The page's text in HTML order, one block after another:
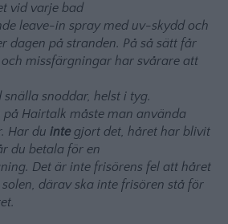
vid varje bad
leave-in spray med uv-skydd och
dagen på stranden. På så sätt får
missfärgningar har svårare att
snälla snoddar, helst i tyg.
Hairtalk måste man använda
Har du inte gjort det, håret har blivit
du betala för en
Det är inte frisörens fel att håret
därav ska inte frisören stå för